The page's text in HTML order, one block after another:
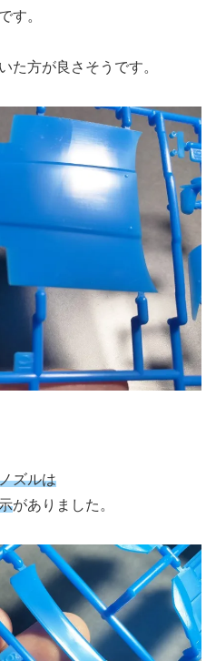
す。
た方が良さそうです。
ズルは
がありました。